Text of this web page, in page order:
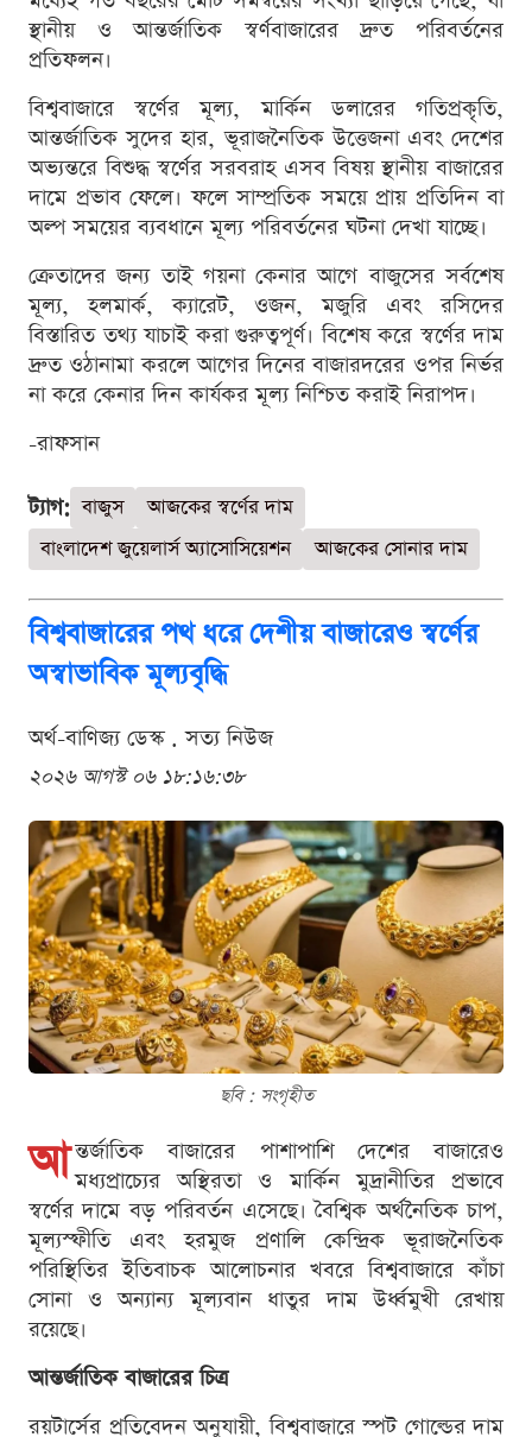
স্থানীয় ও আন্তর্জাতিক স্বর্ণবাজারের দ্রুত পরিবর্তনের
প্রতিফলন।
বিশ্ববাজারে স্বর্ণের মূল্য, মার্কিন ডলারের গতিপ্রকৃতি,
আন্তর্জাতিক সুদের হার, ভূরাজনৈতিক উত্তেজনা এবং দেশের
অভ্যন্তরে বিশুদ্ধ স্বর্ণের সরবরাহ এসব বিষয় স্থানীয় বাজারের
দামে প্রভাব ফেলে। ফলে সাম্প্রতিক সময়ে প্রায় প্রতিদিন বা
অল্প সময়ের ব্যবধানে মূল্য পরিবর্তনের ঘটনা দেখা যাচ্ছে।
ক্রেতাদের জন্য তাই গয়না কেনার আগে বাজুসের সর্বশেষ
মূল্য, হলমার্ক, ক্যারেট, ওজন, মজুরি এবং রসিদের
বিস্তারিত তথ্য যাচাই করা গুরুত্বপূর্ণ। বিশেষ করে স্বর্ণের দাম
দ্রুত ওঠানামা করলে আগের দিনের বাজারদরের ওপর নির্ভর
না করে কেনার দিন কার্যকর মূল্য নিশ্চিত করাই নিরাপদ।
-রাফসান
ট্যাগ: বাজুস
আজকের স্বর্ণের দাম
বাংলাদেশ জুয়েলার্স অ্যাসোসিয়েশন
আজকের সোনার দাম
বিশ্ববাজারের পথ ধরে দেশীয় বাজারেও স্বর্ণের
অস্বাভাবিক মূল্যবৃদ্ধি
অর্থ-বাণিজ্য ডেস্ক . সত্য নিউজ
২০২৬ আগস্ট ০৬ ১৮:১৬:৩৮
ছবি : সংগৃহীত
আ ন্তর্জাতিক বাজারের পাশাপাশি দেশের বাজারেও
মধ্যপ্রাচ্যের অস্থিরতা ও মার্কিন মুদ্রানীতির প্রভাবে
স্বর্ণের দামে বড় পরিবর্তন এসেছে। বৈশ্বিক অর্থনৈতিক চাপ,
মূল্যস্ফীতি এবং হরমুজ প্রণালি কেন্দ্রিক ভূরাজনৈতিক
পরিস্থিতির ইতিবাচক আলোচনার খবরে বিশ্ববাজারে কাঁচা
সোনা ও অন্যান্য মূল্যবান ধাতুর দাম উর্ধ্বমুখী রেখায়
রয়েছে।
আন্তর্জাতিক বাজারের চিত্র
রয়টার্সের প্রতিবেদন অনুযায়ী, বিশ্ববাজারে স্পট গোল্ডের দাম